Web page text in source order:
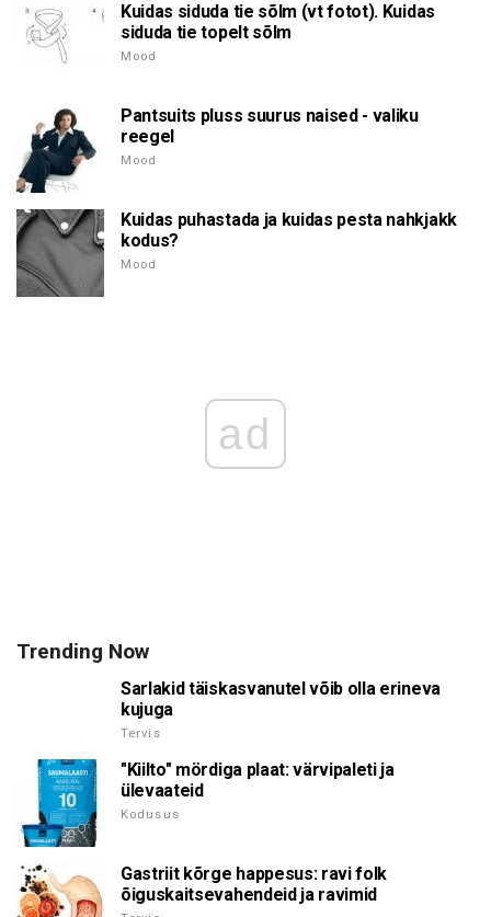
Kuidas siduda tie sõlm (vt fotot). Kuidas
siduda tie topelt sõlm
Mood
Pantsuits pluss suurus naised - valiku
reegel
Mood
Kuidas puhastada ja kuidas pesta nahkjakk
kodus?
Mood
ad
Trending Now
Sarlakid täiskasvanutel võib olla erineva
kujuga
Tervis
"Kiilto" mördiga plaat: värvipaleti ja
ülevaateid
Kodusus
Gastriit kõrge happesus: ravi folk
õiguskaitsevahendeid ja ravimid